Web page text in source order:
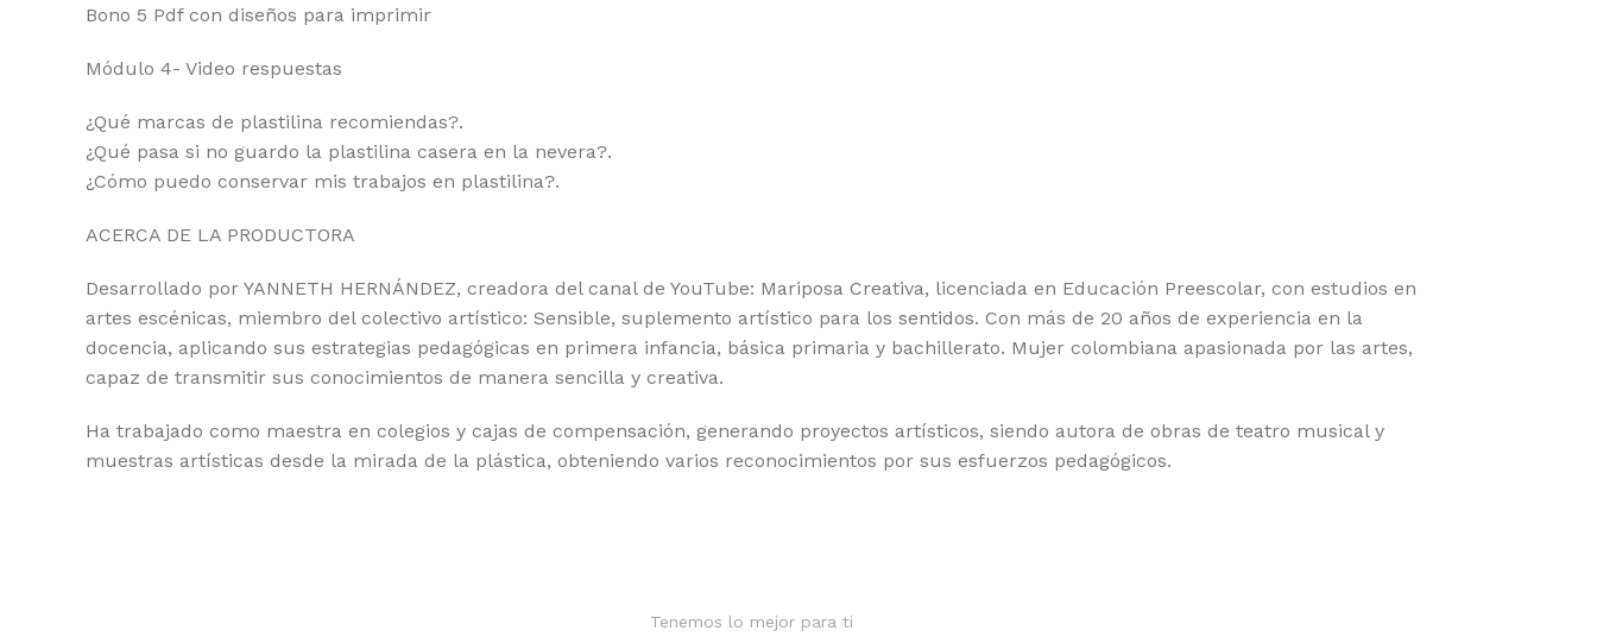
Bono 5 Pdf con diseños para imprimir
Módulo 4- Video respuestas
¿Qué marcas de plastilina recomiendas?.
¿Qué pasa si no guardo la plastilina casera en la nevera?.
¿Cómo puedo conservar mis trabajos en plastilina?.
ACERCA DE LA PRODUCTORA
Desarrollado por YANNETH HERNÁNDEZ, creadora del canal de YouTube: Mariposa Creativa, licenciada en Educación Preescolar, con estudios en
artes escénicas, miembro del colectivo artístico: Sensible, suplemento artístico para los sentidos. Con más de 20 años de experiencia en la
docencia, aplicando sus estrategias pedagógicas en primera infancia, básica primaria y bachillerato. Mujer colombiana apasionada por las artes,
capaz de transmitir sus conocimientos de manera sencilla y creativa.
Ha trabajado como maestra en colegios y cajas de compensación, generando proyectos artísticos, siendo autora de obras de teatro musical y
muestras artísticas desde la mirada de la plástica, obteniendo varios reconocimientos por sus esfuerzos pedagógicos.
Tenemos lo mejor para ti